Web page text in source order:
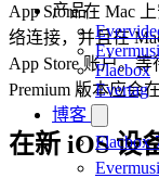
产品
Flacbox
Evertag
博客
Flacbox
App Store 在 Mac
络连接，并且在
App Store 账户。
Premium 版本应会
在新 iOS 设